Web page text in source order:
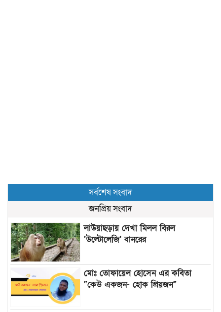
সর্বশেষ সংবাদ
জনপ্রিয় সংবাদ
লাউয়াছড়ায় দেখা মিলল বিরল
‘উল্টোলেজি’ বানরের
মোঃ তোফায়েল হোসেন এর কবিতা
“কেউ একজন- হোক প্রিয়জন”